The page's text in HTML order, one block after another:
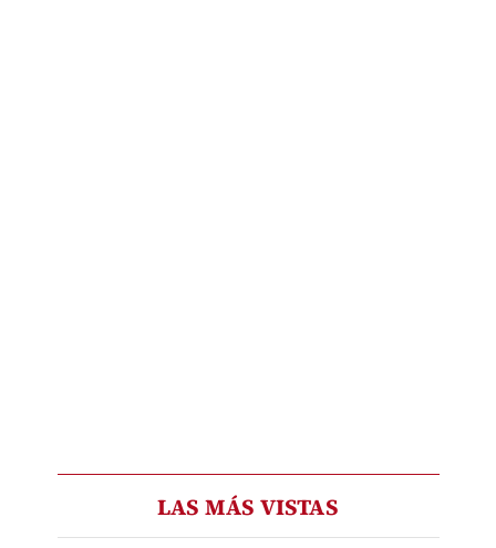
LAS MÁS VISTAS